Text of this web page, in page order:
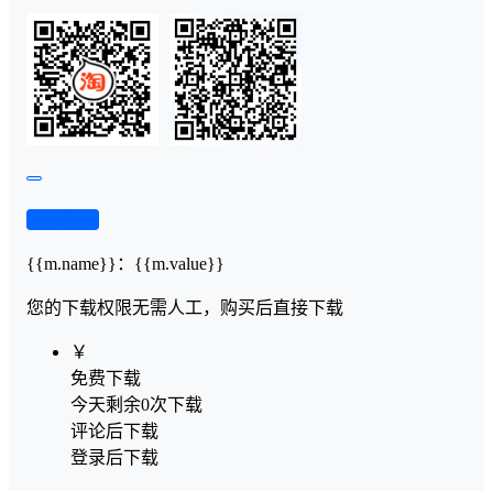
{{m.name}} ： {{m.value}}
您的下载权限无需人工，购买后直接下载
￥
免费下载
今天剩余0次下载
评论后下载
登录后下载